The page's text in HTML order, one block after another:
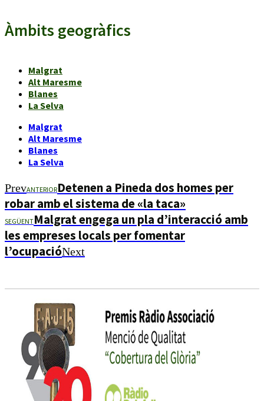
Àmbits geogràfics
Malgrat
Alt Maresme
Blanes
La Selva
Malgrat
Alt Maresme
Blanes
La Selva
PrevANTERIORDetenen a Pineda dos homes per
robar amb el sistema de «la taca»
SEGÜENTMalgrat engega un pla d’interacció amb
les empreses locals per fomentar
l’ocupacióNext